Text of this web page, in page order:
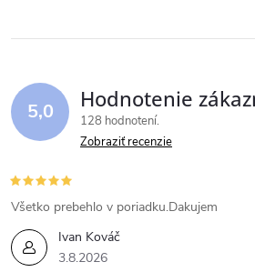
t
o
v
o
v
l
d
a
c
i
e
5,0 Hodnotenie
128 hodnotení
Zobraziť recenzie
Ivan Kováč
3.8.2026
Všetko prebehlo v poriadku.Dakujem